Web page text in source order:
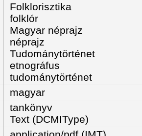
Folklorisztika
folklór
Magyar néprajz
néprajz
Tudománytörténet
etnográfus
tudománytörténet
magyar
tankönyv
Text (DCMIType)